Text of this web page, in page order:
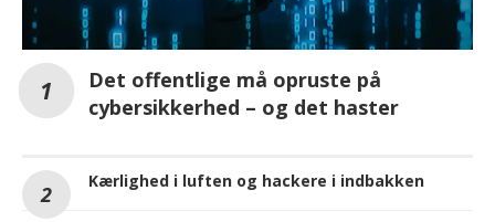
Det offentlige må opruste på
cybersikkerhed – og det haster
Kærlighed i luften og hackere i indbakken